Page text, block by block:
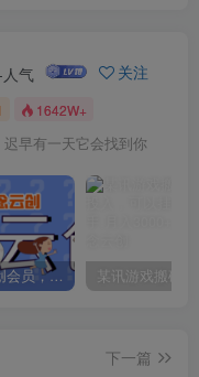
关注
1642W+
早有一天它会找到你
加入朽念云创会员，全站资源免费学习。
下一篇